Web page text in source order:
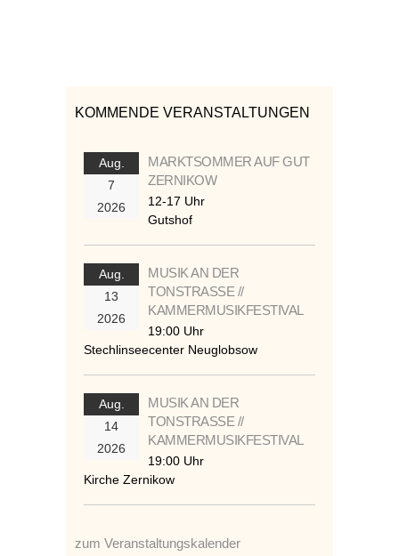
KOMMENDE VERANSTALTUNGEN
Aug.
7
2026
MARKTSOMMER AUF GUT
ZERNIKOW
12-17 Uhr
Gutshof
Aug.
13
2026
MUSIK AN DER
TONSTRASSE //
KAMMERMUSIKFESTIVAL
19:00 Uhr
Stechlinseecenter Neuglobsow
Aug.
14
2026
MUSIK AN DER
TONSTRASSE //
KAMMERMUSIKFESTIVAL
19:00 Uhr
Kirche Zernikow
zum Veranstaltungskalender